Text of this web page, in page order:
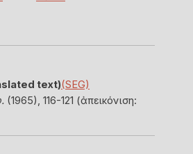
text)(SEG)
(1965), 116-121 (ἀπεικόνιση: